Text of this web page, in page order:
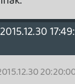
soha nem is szánták
szerepet tölt be a
a világban, miért